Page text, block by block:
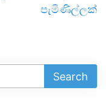
පැමිණිල්ලක්